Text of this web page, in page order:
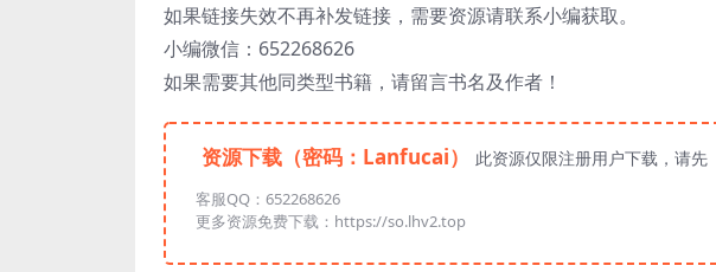
如果链接失效不再补发链接，需要资源请联系小编获取。
小编微信：652268626
如果需要其他同类型书籍，请留言书名及作者！
资源下载（密码：Lanfucai） 此资源仅限注册用户下载，请先
客服QQ：652268626
更多资源免费下载：https://so.lhv2.top